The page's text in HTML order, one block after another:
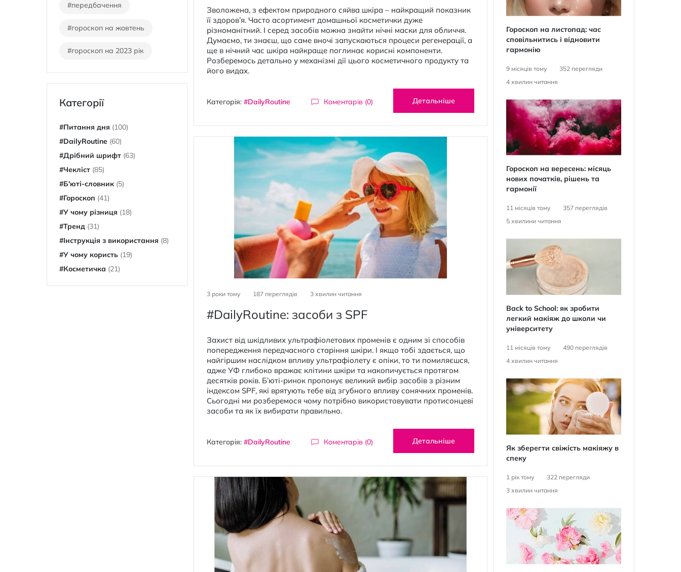
Зволожена, з ефектом природного сяйва шкіра – найкращий показник
її здоров’я. Часто асортимент домашньої косметички дуже
різноманітний. І серед засобів можна знайти нічні маски для обличчя.
Думаємо, ти знаєш, що саме вночі запускаються процеси регенерації, а
ще в нічний час шкіра найкраще поглинає корисні компоненти.
Розберемось детально у механізмі дії цього косметичного продукту та
його видах.
Категорія: #DailyRoutine Коментарів (0) Детальніше
3 роки тому 187 переглядів 3 хвилин читання
#DailyRoutine: засоби з SPF
Захист від шкідливих ультрафіолетових променів є одним зі способів
попередження передчасного старіння шкіри. І якщо тобі здається, що
найгіршим наслідком впливу ультрафіолету є опіки, то ти помиляєшся,
адже УФ глибоко вражає клітини шкіри та накопичується протягом
десятків років. Б’юті-ринок пропонує великий вибір засобів з різним
індексом SPF, які врятують тебе від згубного впливу сонячних променів.
Сьогодні ми розберемося чому потрібно використовувати протисонцеві
засоби та як їх вибирати правильно.
Категорія: #DailyRoutine Коментарів (0) Детальніше
#передбачення
#гороскоп на жовтень
#гороскоп на 2023 рік
Категорії
#Питання дня (100)
#DailyRoutine (60)
#Дрібний шрифт (63)
#Чекліст (85)
#Б'юті-словник (5)
#Гороскоп (41)
#У чому різниця (18)
#Тренд (31)
#Інструкція з використання (8)
#У чому користь (19)
#Косметичка (21)
Гороскоп на листопад: час
сповільнитись і відновити
гармонію
9 місяців тому 352 перегляди
4 хвилин читання
Гороскоп на вересень: місяць
нових початків, рішень та
гармонії
11 місяців тому 357 переглядів
5 хвилини читання
Back to School: як зробити
легкий макіяж до школи чи
університету
11 місяців тому 490 переглядів
4 хвилин читання
Як зберегти свіжість макіяжу в
спеку
1 рік тому 322 перегляди
3 хвилин читання